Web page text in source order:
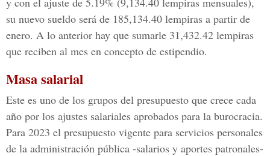
su nuevo sueldo será de 185,134.40 lempiras a partir de
enero. A lo anterior hay que sumarle 31,432.42 lempiras
que reciben al mes en concepto de estipendio.
Masa salarial
Este es uno de los grupos del presupuesto que crece cada
año por los ajustes salariales aprobados para la burocracia.
Para 2023 el presupuesto vigente para servicios personales
de la administración pública -salarios y aportes patronales-